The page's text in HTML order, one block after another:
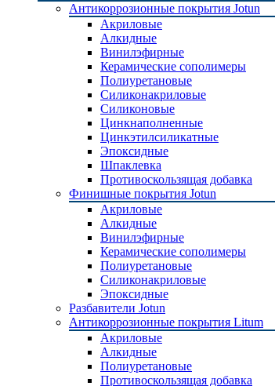
Антикоррозионные покрытия Jotun
Акриловые
Алкидные
Винилэфирные
Керамические сополимеры
Полиуретановые
Силиконакриловые
Силиконовые
Цинкнаполненные
Цинкэтилсиликатные
Эпоксидные
Шпаклевка
Противоскользящая добавка
Финишные покрытия Jotun
Акриловые
Алкидные
Винилэфирные
Керамические сополимеры
Полиуретановые
Силиконакриловые
Эпоксидные
Разбавители Jotun
Антикоррозионные покрытия Litum
Акриловые
Алкидные
Полиуретановые
Противоскользящая добавка